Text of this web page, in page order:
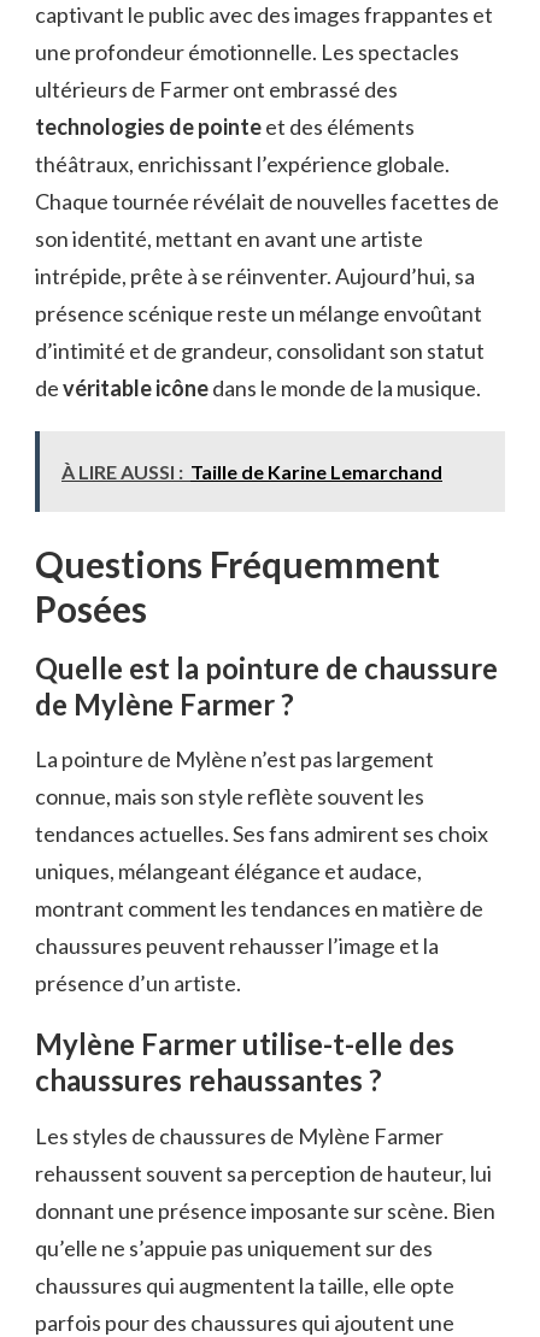
captivant le public avec des images frappantes et
une profondeur émotionnelle. Les spectacles
ultérieurs de Farmer ont embrassé des
technologies de pointeet des éléments
théâtraux, enrichissant l’expérience globale.
Chaque tournée révélait de nouvelles facettes de
son identité, mettant en avant une artiste
intrépide, prête à se réinventer. Aujourd’hui, sa
présence scénique reste un mélange envoûtant
d’intimité et de grandeur, consolidant son statut
devéritable icônedans le monde de la musique.
À LIRE AUSSI : Taille de Karine Lemarchand
Questions Fréquemment
Posées
Quelle est la pointure de chaussure
de Mylène Farmer ?
La pointure de Mylène n’est pas largement
connue, mais son style reflète souvent les
tendances actuelles. Ses fans admirent ses choix
uniques, mélangeant élégance et audace,
montrant comment les tendances en matière de
chaussures peuvent rehausser l’image et la
présence d’un artiste.
Mylène Farmer utilise-t-elle des
chaussures rehaussantes ?
Les styles de chaussures de Mylène Farmer
rehaussent souvent sa perception de hauteur, lui
donnant une présence imposante sur scène. Bien
qu’elle ne s’appuie pas uniquement sur des
chaussures qui augmentent la taille, elle opte
parfois pour des chaussures qui ajoutent une